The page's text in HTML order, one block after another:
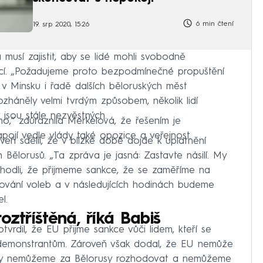
19. srp 2020, 15:26 6 min čtení
zajistit, aby se lidé mohli svobodně
„Požadujeme proto bezpodmínečné propuštění
Minsku i řadě dalších běloruských měst
velmi tvrdým způsobem, několik lidí
stále nezvěstných.
zdůraznila Merkelová, že řešením je
vedle vlády také opozice a veřejnost.
sdělil, že v blízké době dojde k uplatnění
„Ta zpráva je jasná: Zastavte násilí. My
že přijmeme sankce, že se zaměříme na
voleb a v následujících hodinách budeme
říká Babiš
že EU přijme sankce vůči lidem, kteří se
Zároveň však dodal, že EU nemůže
nemůžeme za Bělorusy rozhodovat a nemůžeme